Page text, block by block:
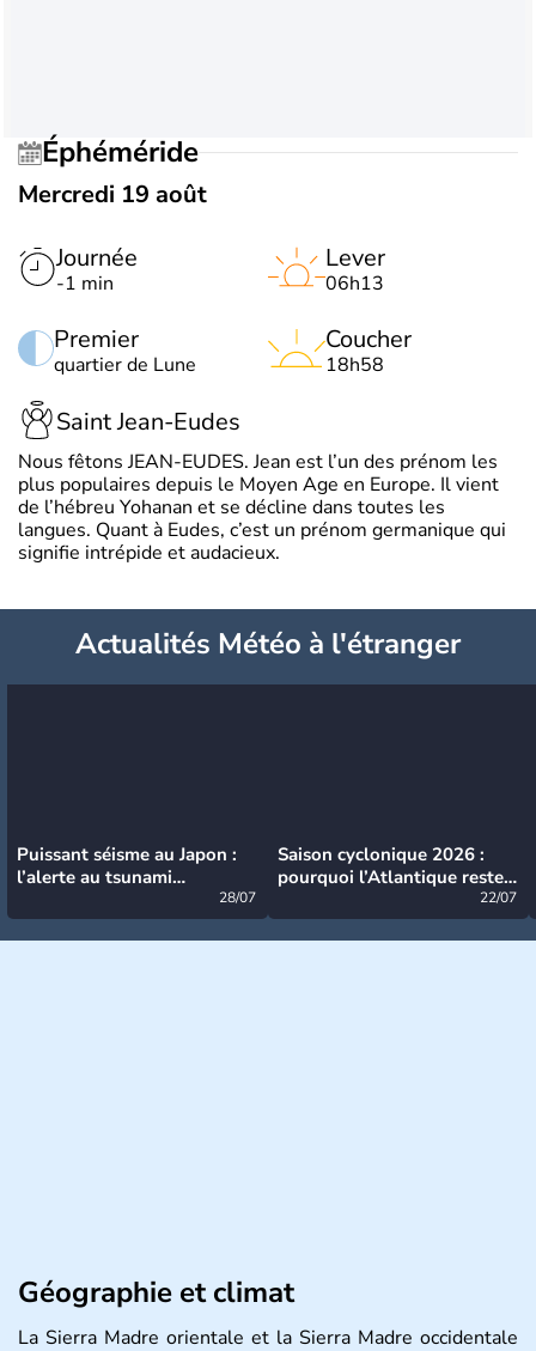
Éphéméride
Mercredi 19 août
Journée
-1 min
Premier
quartier de Lune
Lever
06h13
Coucher
18h58
Saint Jean-Eudes
Nous fêtons JEAN-EUDES. Jean est l’un des prénom les
plus populaires depuis le Moyen Age en Europe. Il vient
de l’hébreu Yohanan et se décline dans toutes les
langues. Quant à Eudes, c’est un prénom germanique qui
signifie intrépide et audacieux.
Actualités Météo à l'étranger
Puissant séisme au Japon :
l’alerte au tsunami
28/07
Saison cyclonique 2026 :
pourquoi l’Atlantique reste
22/07
Géographie et climat
La Sierra Madre orientale et la Sierra Madre occidentale